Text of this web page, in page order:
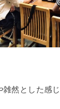
然とした感